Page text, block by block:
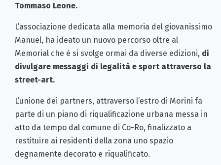
Tommaso Leone.
L’associazione dedicata alla memoria del giovanissimo
Manuel, ha ideato un nuovo percorso oltre al
Memorial che è si svolge ormai da diverse edizioni, di
divulgare messaggi di legalità e sport attraverso la
street-art.
L’unione dei partners, attraverso l’estro di Morini fa
parte di un piano di riqualificazione urbana messa in
atto da tempo dal comune di Co-Ro, finalizzato a
restituire ai residenti della zona uno spazio
degnamente decorato e riqualificato.